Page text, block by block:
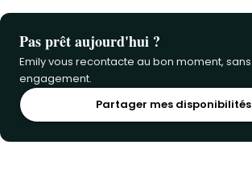
Pas prêt aujourd'hui ?
Emily vous recontacte au bon moment, sans
engagement.
Partager mes disponibilités